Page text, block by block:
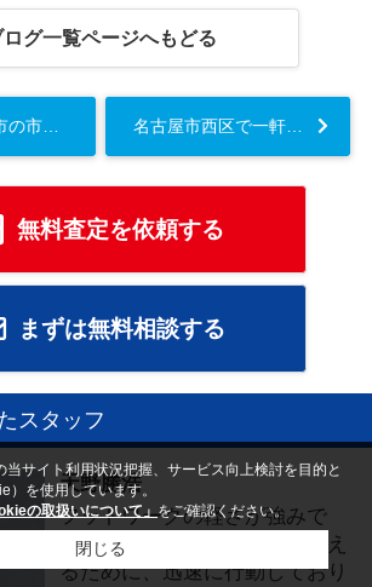
ログ一覧ページへもどる
愛知県名古屋市の市街化調整区域を相続したら？売却方法や制限を行政書士が解説...
無料査定を依頼する
まずは無料相談する
スタッフ
天野勝浩
フットワークの軽さが強みで
す。お客様の望むご要望を叶え
るために、迅速に行動しており
当サイト利用状況把握、サービス向上検討を目的と
）を使用しています。
の取扱いについて」をご確認ください。
閉じる